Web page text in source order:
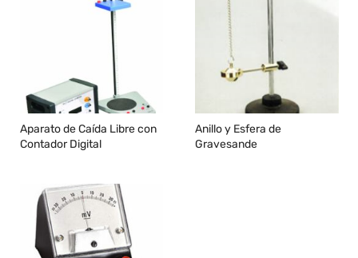
Aparato de Caída Libre con
Contador Digital
Anillo y Esfera de
Gravesande